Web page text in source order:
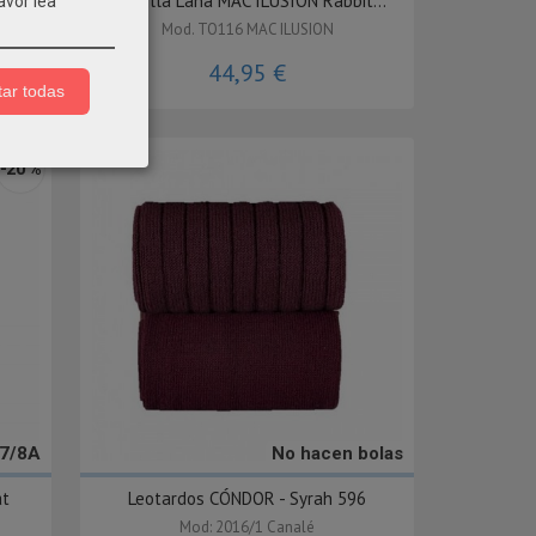
Mod. TO116 MAC ILUSION
44,95 €
8A
-20 %
No hacen bolas
Leotardos CÓNDOR - Syrah 596
Mod: 2016/1 Canalé
todas